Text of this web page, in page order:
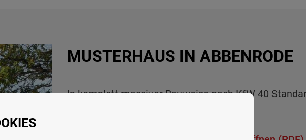
MUSTERHAUS IN ABBENRODE
In komplett massiver Bauweise nach KfW 40